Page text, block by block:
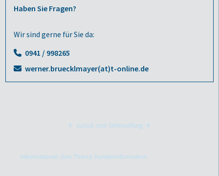
Haben Sie Fragen?
Wir sind gerne für Sie da:
0941 / 998265
werner.bruecklmayer(at)t-online.de
zurück zum Seitenanfang
Informationen zum Thema: Kundeninformation